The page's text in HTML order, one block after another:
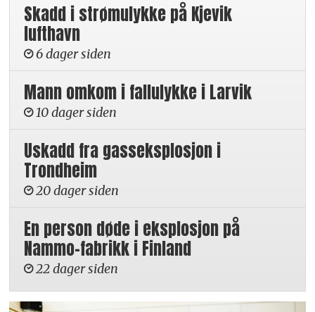
Skadd i strømulykke på Kjevik
lufthavn
6 dager siden
Mann omkom i fallulykke i Larvik
10 dager siden
Uskadd fra gasseksplosjon i
Trondheim
20 dager siden
En person døde i eksplosjon på
Nammo-fabrikk i Finland
22 dager siden